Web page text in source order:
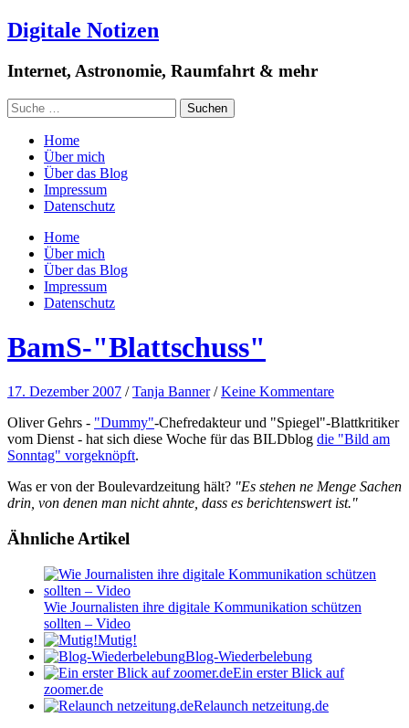
Digitale Notizen
Internet, Astronomie, Raumfahrt & mehr
Home
Über mich
Über das Blog
Impressum
Datenschutz
Home
Über mich
Über das Blog
Impressum
Datenschutz
BamS-"Blattschuss"
17. Dezember 2007 /Tanja Banner /Keine Kommentare
Oliver Gehrs - "Dummy"-Chefredakteur und "Spiegel"-Blattkritiker
vom Dienst - hat sich diese Woche für das BILDblog die "Bild am
Sonntag" vorgeknöpft.
Was er von der Boulevardzeitung hält? "Es stehen ne Menge Sachen
drin, von denen man nicht ahnte, dass es berichtenswert ist."
Ähnliche Artikel
Wie Journalisten ihre digitale Kommunikation schützen
sollten – Video
Mutig!
Blog-Wiederbelebung
Ein erster Blick auf
zoomer.de
Relaunch netzeitung.de